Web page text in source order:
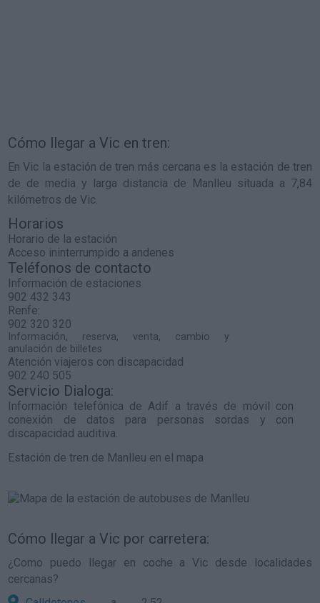
Cómo llegar a Vic en tren:
En Vic la estación de tren más cercana es la estación de tren
de de media y larga distancia de Manlleu situada a 7,84
kilómetros de Vic.
Horarios
Horario de la estación
Acceso ininterrumpido a andenes
Teléfonos de contacto
Información de estaciones
902 432 343
Renfe:
902 320 320
Información, reserva, venta, cambio y
anulación de billetes
Atención viajeros con discapacidad
902 240 505
Servicio Dialoga:
Información telefónica de Adif a través de móvil con
conexión de datos para personas sordas y con
discapacidad auditiva.
Estación de tren de Manlleu en el mapa
Cómo llegar a Vic por carretera:
¿Como puedo llegar en coche a Vic desde localidades
cercanas?